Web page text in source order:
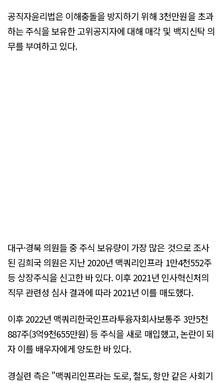
공직자윤리법은 이해충돌을 방지하기 위해 3천만원을 초과
하는 주식을 보유한 고위공지자에 대해 매각 및 백지신탁 의
무를 부여하고 있다.
대구·경북 의원들 중 주식 보유량이 가장 많은 것으로 조사
된 김희국 의원은 지난 2020년 맥쿼리인프라 1만4천552주
등 상장주식을 신고한 바 있다. 이후 2021년 인사혁신처의
직무 관련성 심사 결과에 따라 2021년 이를 매도했다.
이후 2022년 맥쿼리한국인프라투융자회사보통주 3만5천
887주(3억9천655만원) 등 주식을 새로 매입했고, 논란이 되
자 이를 배우자에게 양도한 바 있다.
경실련 측은 "맥쿼리인프라는 도로, 철도, 항만 같은 사회기